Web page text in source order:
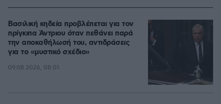
Βασιλική κηδεία προβλέπεται για τον
πρίγκιπα Άντριου όταν πεθάνει παρά
την αποκαθήλωσή του, αντιδράσεις
για το «μυστικό σχέδιο»
09.08.2026, 08:01